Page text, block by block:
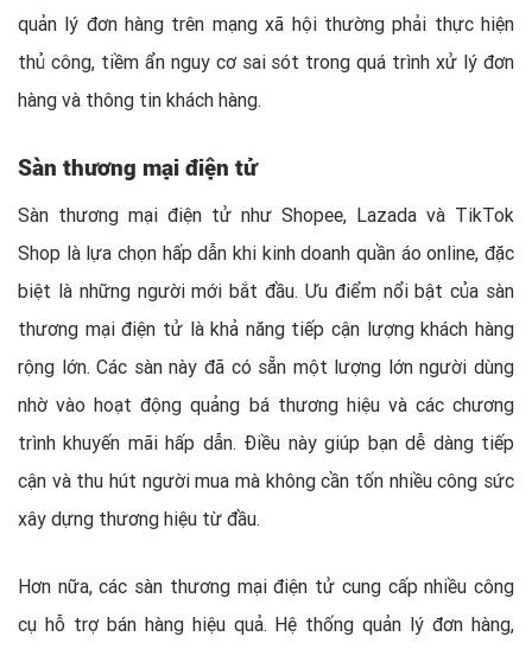
quản lý đơn hàng trên mạng xã hội thường phải thực hiện
thủ công, tiềm ẩn nguy cơ sai sót trong quá trình xử lý đơn
hàng và thông tin khách hàng.
Sàn thương mại điện tử
Sàn thương mại điện tử như Shopee, Lazada và TikTok
Shop là lựa chọn hấp dẫn khi kinh doanh quần áo online, đặc
biệt là những người mới bắt đầu. Ưu điểm nổi bật của sàn
thương mại điện tử là khả năng tiếp cận lượng khách hàng
rộng lớn. Các sàn này đã có sẵn một lượng lớn người dùng
nhờ vào hoạt động quảng bá thương hiệu và các chương
trình khuyến mãi hấp dẫn. Điều này giúp bạn dễ dàng tiếp
cận và thu hút người mua mà không cần tốn nhiều công sức
xây dựng thương hiệu từ đầu.
Hơn nữa, các sàn thương mại điện tử cung cấp nhiều công
cụ hỗ trợ bán hàng hiệu quả. Hệ thống quản lý đơn hàng,